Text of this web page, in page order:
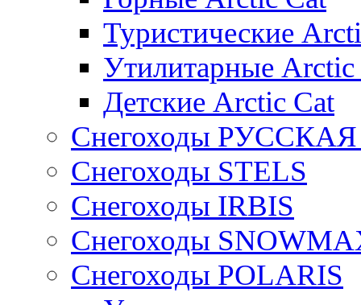
Туристические
Утилитарные
Детские Arctic Cat
Снегоходы
Снегоходы STELS
Снегоходы IRBIS
Снегоходы
Снегоходы POLARIS